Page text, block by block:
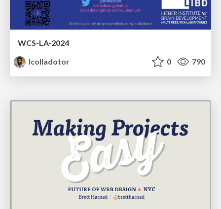
WCS-LA-2024
lcolladotor
0 790